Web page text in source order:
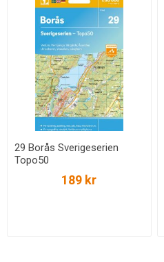
29 Borås Sverigeserien
Topo50
189 kr